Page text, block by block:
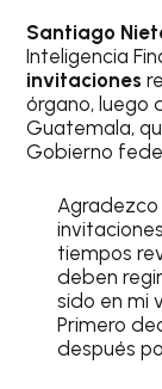
Santiago
Inteligencia
invitaciones
órgano, luego
Guatemala,
Gobierno
Agradezco
tiempos
deben
sido en mi
Primero
después